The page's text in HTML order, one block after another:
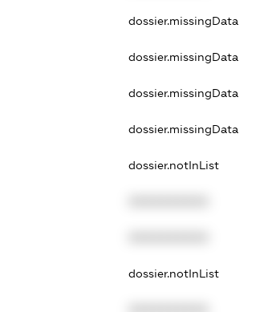
dossier.missingData
dossier.missingData
dossier.missingData
dossier.missingData
dossier.notInList
dossier.notInList